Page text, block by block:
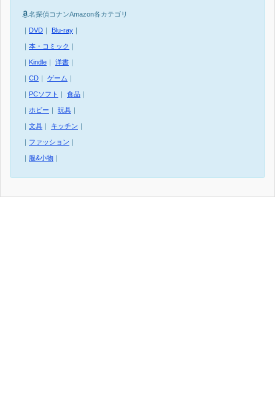
名探偵コナンAmazon各カテゴリ
｜ DVD ｜ Blu-ray ｜
｜ 本・コミック ｜
｜ Kindle ｜ 洋書 ｜
｜ CD ｜ ゲーム ｜
｜ PCソフト ｜ 食品 ｜
｜ ホビー ｜ 玩具 ｜
｜ 文具 ｜ キッチン ｜
｜ ファッション ｜
｜ 服&小物 ｜